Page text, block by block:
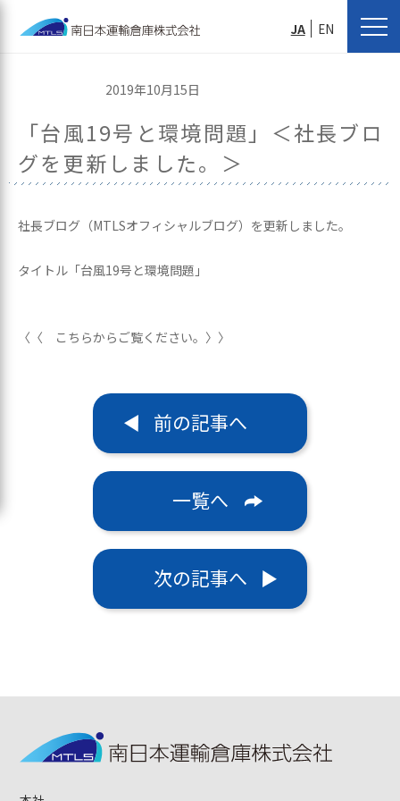
JA EN
2019年10月15日
「台風19号と環境問題」＜社長ブロ
グを更新しました。＞
社長ブログ（MTLSオフィシャルブログ）を更新しました。
タイトル「台風19号と環境問題」
〈〈 こちらからご覧ください。〉〉
前の記事へ
一覧へ
次の記事へ